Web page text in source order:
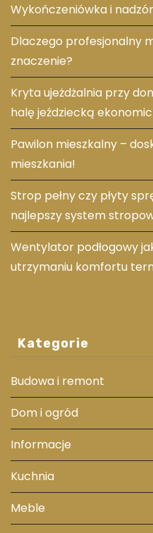
Wykończeniówka i
Dlaczego profesjonalny
znaczenie?
Kryta ujeżdżalnia przy
halę jeździecką
Pawilon mieszkalny –
mieszkania!
Strop pełny czy płyty
najlepszy system
Wentylator podłogowy
utrzymaniu komfortu
Kategorie
Budowa i remont
Dom i ogród
Informacje
Kuchnia
Meble